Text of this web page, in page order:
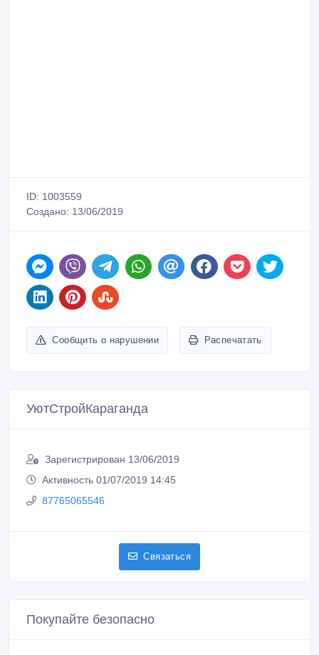
ID: 1003559
Создано: 13/06/2019
Сообщить о нарушении Распечатать
УютСтройКараганда
Зарегистрирован 13/06/2019
Активность 01/07/2019 14:45
87765065546
Связаться
Покупайте безопасно